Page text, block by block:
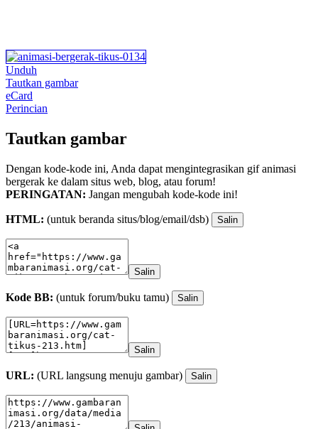
Unduh
Tautkan gambar
eCard
Perincian
Tautkan gambar
Dengan kode-kode ini, Anda dapat mengintegrasikan gif animasi
bergerak ke dalam situs web, blog, atau forum!
PERINGATAN: Jangan mengubah kode-kode ini!
HTML: (untuk beranda situs/blog/email/dsb) Salin
Salin
Kode BB: (untuk forum/buku tamu) Salin
Salin
URL: (URL langsung menuju gambar) Salin